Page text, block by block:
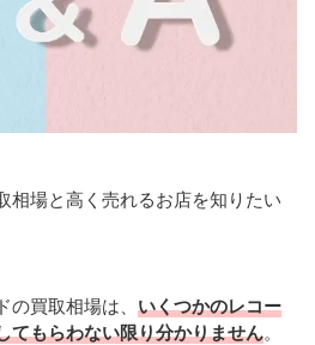
相場と高く売れるお店を知りたい
買取相場は、 いくつかのレコー
てもらわない限り分かりません。